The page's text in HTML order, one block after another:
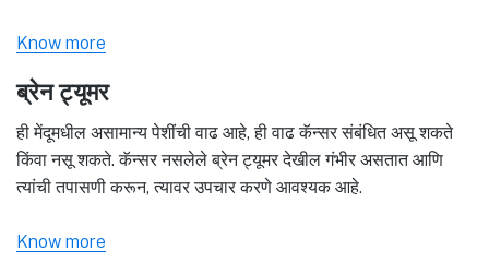
Know more
ब्रेन ट्यूमर
ही मेंदूमधील असामान्य पेशींची वाढ आहे, ही वाढ कॅन्सर संबंधित असू शकते
किंवा नसू शकते. कॅन्सर नसलेले ब्रेन ट्यूमर देखील गंभीर असतात आणि
त्यांची तपासणी करून, त्यावर उपचार करणे आवश्यक आहे.
Know more